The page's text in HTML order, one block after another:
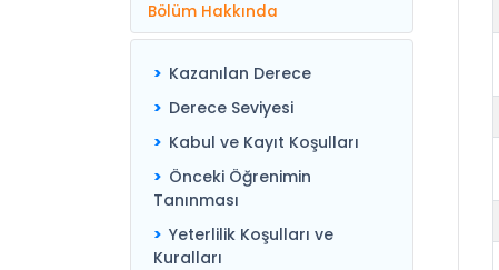
Bölüm Hakkında
Kazanılan Derece
Derece Seviyesi
Kabul ve Kayıt Koşulları
Önceki Öğrenimin
Tanınması
Yeterlilik Koşulları ve
Kuralları